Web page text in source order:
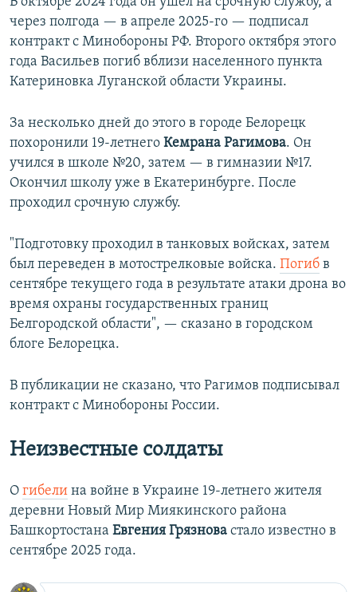
через полгода — в апреле 2025-го — подписал
контракт с Минобороны РФ. Второго октября этого
года Васильев погиб вблизи населенного пункта
Катериновка Луганской области Украины.
За несколько дней до этого в городе Белорецк
похоронили 19-летнего Кемрана Рагимова. Он
учился в школе №20, затем — в гимназии №17.
Окончил школу уже в Екатеринбурге. После
проходил срочную службу.
"Подготовку проходил в танковых войсках, затем
был переведен в мотострелковые войска. Погиб в
сентябре текущего года в результате атаки дрона во
время охраны государственных границ
Белгородской области", — сказано в городском
блоге Белорецка.
В публикации не сказано, что Рагимов подписывал
контракт с Минобороны России.
Неизвестные солдаты
О гибели на войне в Украине 19-летнего жителя
деревни Новый Мир Миякинского района
Башкортостана Евгения Грязнова стало известно в
сентябре 2025 года.